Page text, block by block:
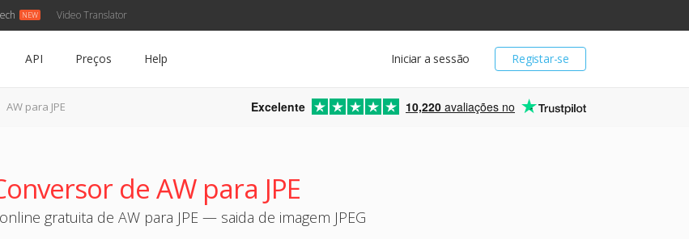
Video Translator
Registar-se
Iniciar a sessão
API Preços Help
AW para JPE Excelente 10,220 avaliações no
de AW para JPE
gratuita de AW para JPE — saida de imagem JPEG